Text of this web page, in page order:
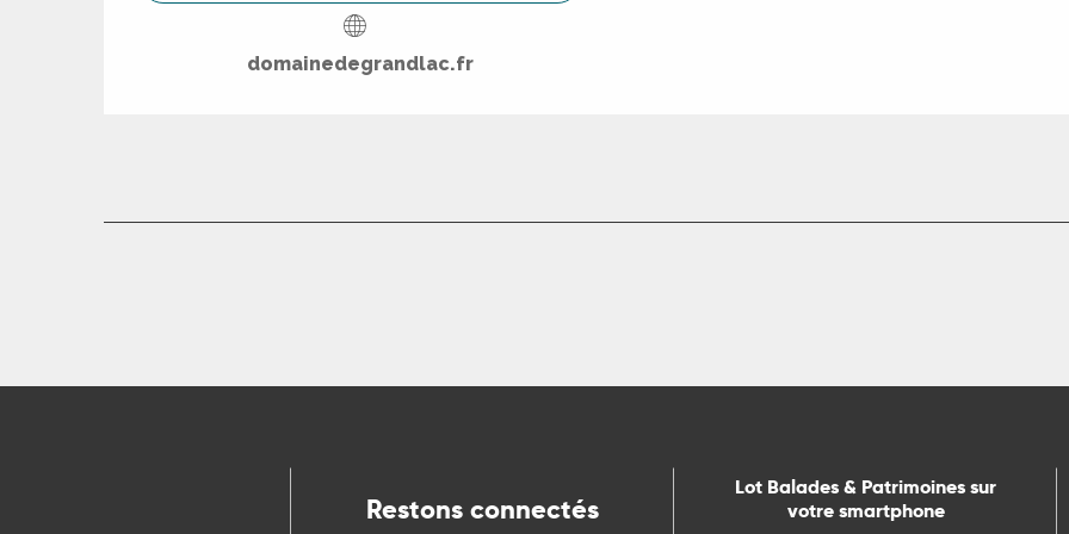
domainedegrandlac.fr
Restons connectés
Lot Balades & Patrimoines sur
votre smartphone